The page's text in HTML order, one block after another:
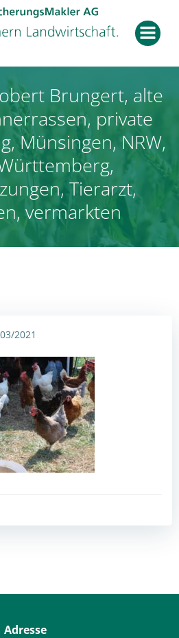
Zum
Inhalt
springen
Brungert, alte
private
Münsingen, NRW,
Tierarzt,
vermarkten
2021
Adresse